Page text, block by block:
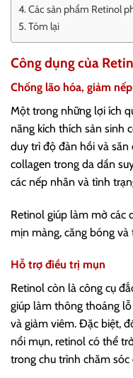
Các sản phẩm Retinol
Tóm lại
Công dụng của
Chống lão hóa, giảm
Một trong những lợi ích
năng kích thích sản sinh
duy trì độ đàn hồi và săn
collagen trong da dần
các nếp nhăn và tình
Retinol giúp làm mờ các
mịn màng, căng bóng và
Hỗ trợ điều trị mụn
Retinol còn là công cụ
giúp làm thông thoáng
và giảm viêm. Đặc biệt,
nổi mụn, retinol có thể
trong chu trình chăm sóc